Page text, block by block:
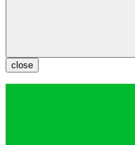
close